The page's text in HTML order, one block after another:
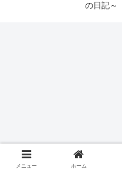
の日記～
メニュー ホーム